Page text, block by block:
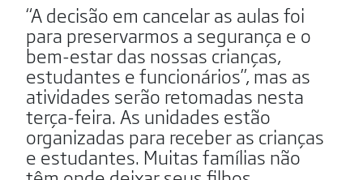
“A decisão em cancelar as aulas foi
para preservarmos a segurança e o
bem-estar das nossas crianças,
estudantes e funcionários”, mas as
atividades serão retomadas nesta
terça-feira. As unidades estão
organizadas para receber as crianças
e estudantes. Muitas famílias não